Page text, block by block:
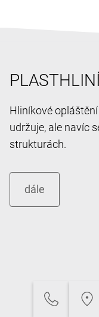
Hliníkové
udržuje, ale navíc
strukturách.